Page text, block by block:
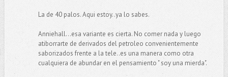
La de 40 palos. Aqui estoy..ya lo sabes.
Anniehall...esa variante es cierta. No comer nada y luego
atiborrarte de derivados del petroleo convenientemente
saborizados frente a la tele..es una manera como otra
cualquiera de abundar en el pensamiento " soy una mierda".